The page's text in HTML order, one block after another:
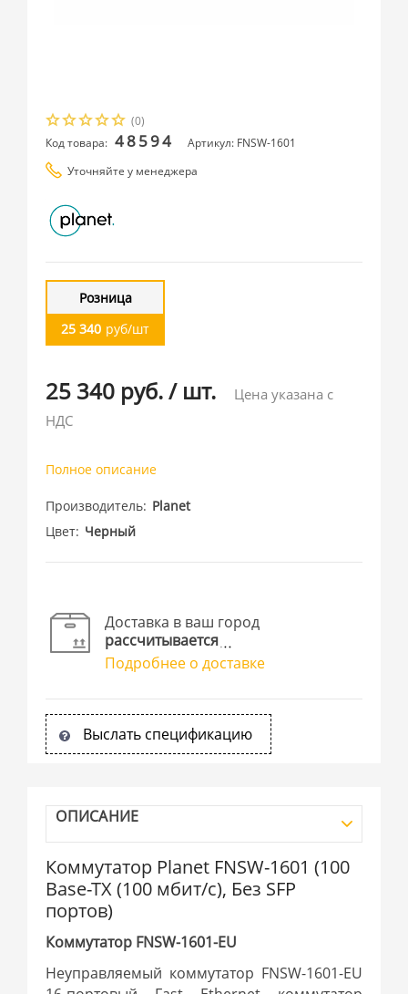
(0)
Код товара: 48594
Артикул: FNSW-1601
Уточняйте у менеджера
Розница
25 340 руб/шт
25 340 руб./ шт.
Цена указана с
НДС
Полное описание
Производитель Planet
Цвет Черный
Доставка в ваш город
рассчитывается
Подробнее о доставке
Выслать спецификацию
ОПИСАНИЕ
Коммутатор Planet FNSW-1601 (100
Base-TX (100 мбит/с), Без SFP
портов)
Коммутатор FNSW-1601-EU
Неуправляемый коммутатор FNSW-1601-EU